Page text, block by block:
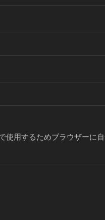
使用するためブラウザーに